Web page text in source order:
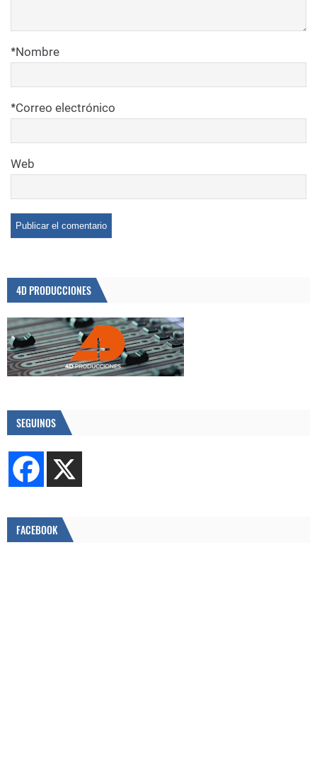
Nombre
*
Correo electrónico
*
Web
4D PRODUCCIONES
SEGUINOS
FACEBOOK